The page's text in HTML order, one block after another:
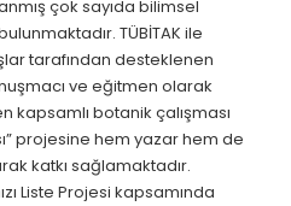
çok sayıda bilimsel
TÜBİTAK ile
tarafından desteklenen
ve eğitmen olarak
kapsamlı botanik çalışması
projesine hem yazar hem de
katkı sağlamaktadır.
Liste Projesi kapsamında